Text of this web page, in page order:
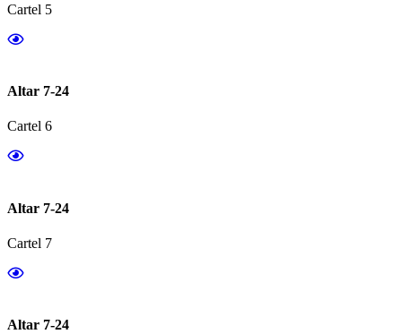
Cartel 5
Altar 7-24
Cartel 6
Altar 7-24
Cartel 7
Altar 7-24